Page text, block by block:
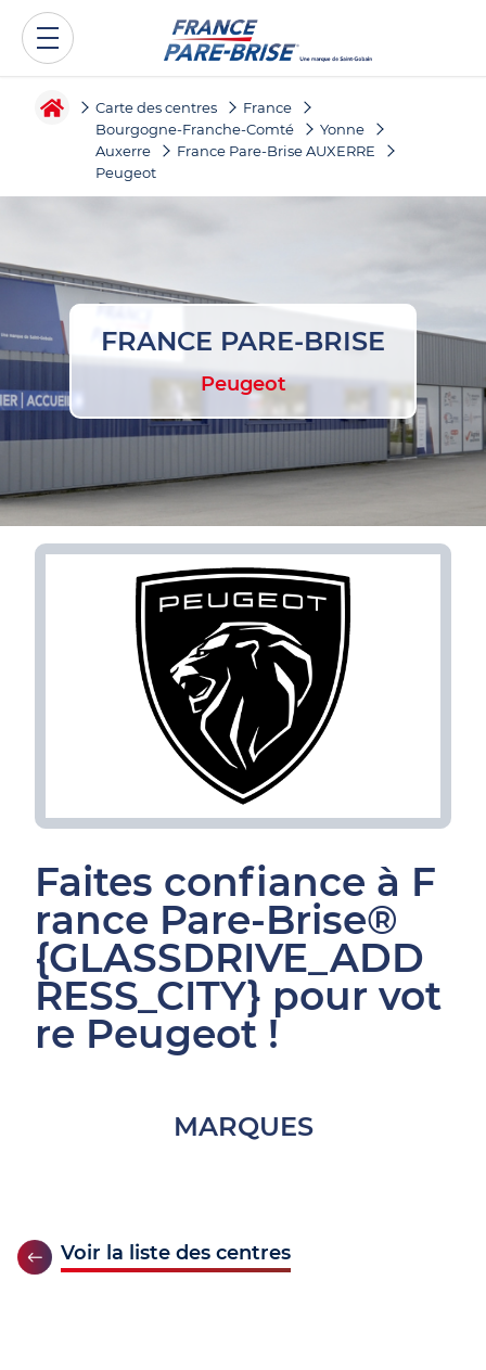
Carte des centres
France
Bourgogne-Franche-Comté
Yonne
Auxerre
France Pare-Brise AUXERRE
Peugeot
FRANCE PARE-BRISE
Peugeot
Faites confiance à F
rance Pare-Brise®
{GLASSDRIVE_ADD
RESS_CITY} pour vot
re Peugeot !
MARQUES
Voir la liste des centres